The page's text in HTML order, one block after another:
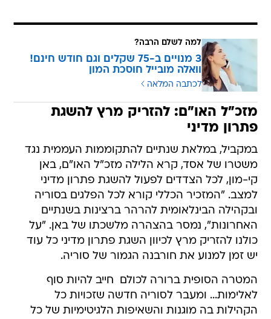
למה לשלם הרבה?
3 מנויים ב-75 שקלים וגם חודש חינם!
וואלה מובייל חוסכת המון
לכתבה המלאה
מזכ"ל האו"ם: להזריק מרץ להשגת
פתרון מדיני
במקביל, במלאת שנתיים להתקוממות העממית נגד
משטרו של אסד, קרא הלילה מזכ"ל האו"ם, באן
קי-מון, לכל הצדדים לפעול להשגת פתרון מדיני
למצב. "המזכיר הכללי קורא לכל הפלגים בסוריה
ובקהילה הבינלאומית להרהר ברצינות בשנתיים
האחרונות", נמסר בהצהרה מלשכתו של באן. "על
כולנו להזריק מרץ לכיוון השגת פתרון מדיני כל עוד
יש זמן למנוע את חורבנה הגמור של סוריה.
המטרה הסופית ברורה לכולם  חייב להיות סוף
לאלימות... ומעבר לסוריה חדשה שזכויות כל
הקהילות בה מוגנות והשאיפות הלגיטימיות של כל